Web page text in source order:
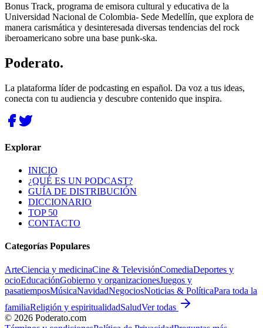
Bonus Track, programa de emisora cultural y educativa de la
Universidad Nacional de Colombia- Sede Medellín, que explora de
manera carismática y desinteresada diversas tendencias del rock
iberoamericano sobre una base punk-ska.
Poderato.
La plataforma líder de podcasting en español. Da voz a tus ideas,
conecta con tu audiencia y descubre contenido que inspira.
Explorar
INICIO
¿QUÉ ES UN PODCAST?
GUÍA DE DISTRIBUCIÓN
DICCIONARIO
TOP 50
CONTACTO
Categorías Populares
ArteCiencia y medicinaCine & TelevisiónComediaDeportes y
ocioEducaciónGobierno y organizacionesJuegos y
pasatiemposMúsicaNavidadNegociosNoticias & PolíticaPara toda la
familiaReligión y espiritualidadSaludVer todas
© 2026 Poderato.com